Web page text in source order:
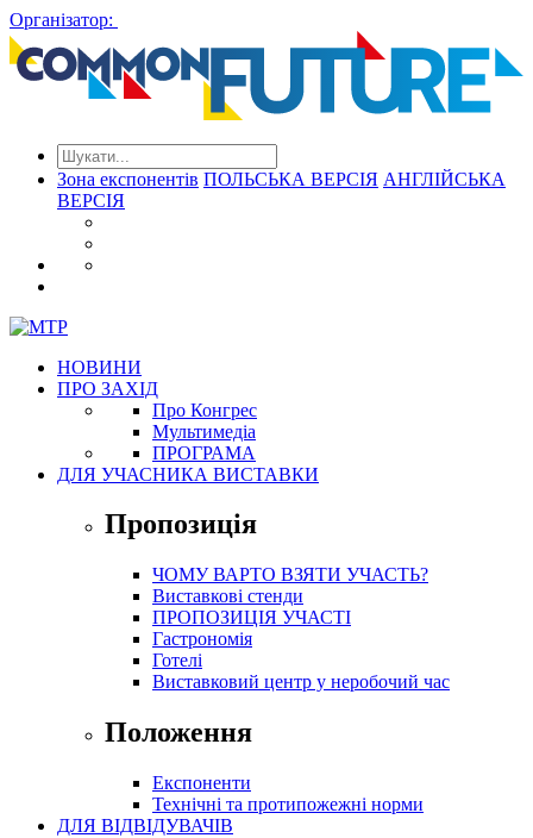
Організатор:
Зона експонентів ПОЛЬСЬКА ВЕРСІЯ АНГЛІЙСЬКА
ВЕРСІЯ
НОВИНИ
ПРО ЗАХІД
Про Конгрес
Mультимедіа
ПРОГРАМА
ДЛЯ УЧАСНИКА ВИСТАВКИ
Пропозиція
ЧОМУ ВАРТО ВЗЯТИ УЧАСТЬ?
Виставкові стенди
ПРОПОЗИЦІЯ УЧАСТІ
Гастрономія
Готелі
Виставковий центр у неробочий час
Положення
Експоненти
Технічні та протипожежні норми
ДЛЯ ВІДВІДУВАЧІВ